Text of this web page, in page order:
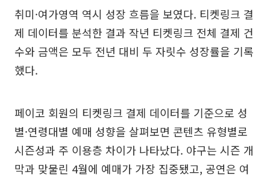
취미·여가영역 역시 성장 흐름을 보였다. 티켓링크 결
제 데이터를 분석한 결과 작년 티켓링크 전체 결제 건
수와 금액은 모두 전년 대비 두 자릿수 성장률을 기록
했다.
페이코 회원의 티켓링크 결제 데이터를 기준으로 성
별·연령대별 예매 성향을 살펴보면 콘텐츠 유형별로
시즌성과 주 이용층 차이가 나타났다. 야구는 시즌 개
막과 맞물린 4월에 예매가 가장 집중됐고, 공연은 여